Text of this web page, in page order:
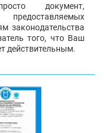
документ,
предоставляемых
законодательства
того, что Ваш
действительным.